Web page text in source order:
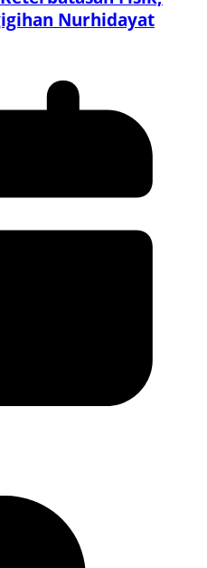
Nurhidayat